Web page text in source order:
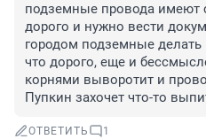
подземные провода имеют
дорого и нужно вести
городом подземные делать
что дорого, еще и
корнями выворотит и
Пупкин захочет что-то
ОТВЕТИТЬ 1